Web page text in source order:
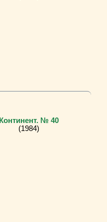
Континент. № 40
(1984)